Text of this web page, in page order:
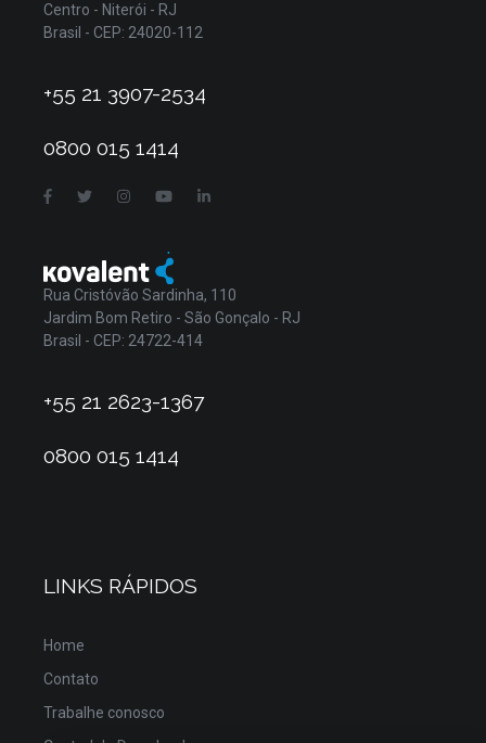
Centro - Niterói - RJ
Brasil - CEP: 24020-112
+55 21 3907-2534
0800 015 1414
Rua Cristóvão Sardinha, 110
Jardim Bom Retiro - São Gonçalo - RJ
Brasil - CEP: 24722-414
+55 21 2623-1367
0800 015 1414
LINKS RÁPIDOS
Home
Contato
Trabalhe conosco